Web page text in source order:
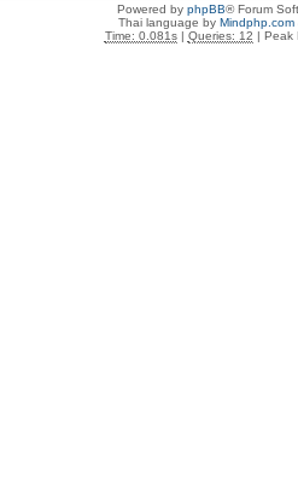
Powered by phpBB® Forum
Thai language by Mindphp.com
Time: 0.081s| Queries: 12 | Peak